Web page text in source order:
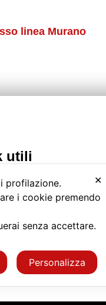
linea Murano
utili
BIM
su Linkedin
✕
profilazione.
i cookie premendo
senza accettare.
Personalizza